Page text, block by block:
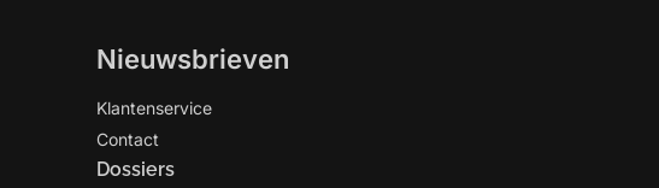
Nieuwsbrieven
Klantenservice
Contact
Dossiers